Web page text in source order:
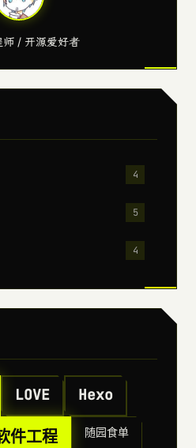
师 / 开源爱好者
4
5
4
LOVE Hexo
件工程 随园食单